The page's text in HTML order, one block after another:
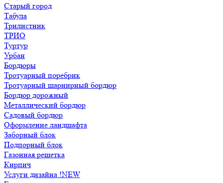
Старый город
Табула
Трилистник
ТРИО
Туртур
Урбан
Бордюры
Тротуарный поребрик
Тротуарный шарнирный бордюр
Бордюр дорожный
Металлический бордюр
Садовый бордюр
Оформление ландшафта
Заборный блок
Подпорный блок
Газонная решетка
Кирпич
Услуги дизайна !NEW